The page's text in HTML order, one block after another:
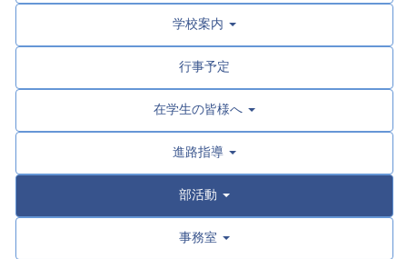
学校案内
行事予定
在学生の皆様へ
進路指導
部活動
事務室